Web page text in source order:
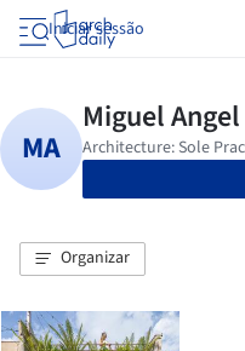
Iniciar sessão
Organizar